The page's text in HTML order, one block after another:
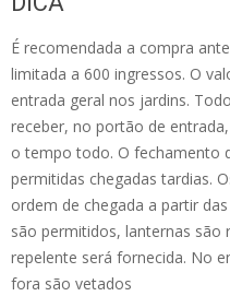
É recomendada a compra
limitada a 600 ingressos. O
entrada geral nos jardins.
receber, no portão de
o tempo todo. O fechamento
permitidas chegadas tardias.
ordem de chegada a partir
são permitidos, lanternas são
repelente será fornecida. No
fora são vetados